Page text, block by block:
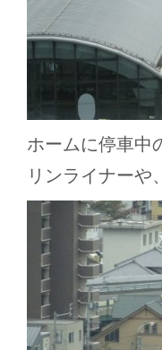
ホームに停車中
リンライナーや、